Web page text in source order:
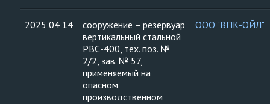
2025 04 14
сооружение – резервуар
вертикальный стальной
РВС-400, тех. поз. №
2/2, зав. № 57,
применяемый на
опасном
производственном
ООО "ВПК-ОЙЛ"